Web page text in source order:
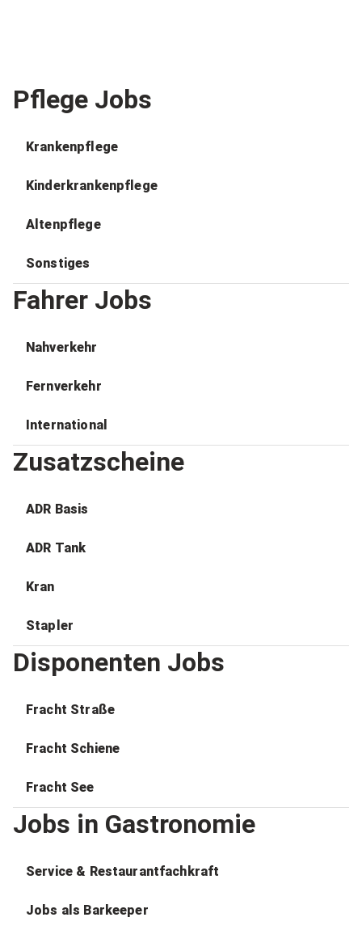
Pflege Jobs
Krankenpflege
Kinderkrankenpflege
Altenpflege
Sonstiges
Fahrer Jobs
Nahverkehr
Fernverkehr
International
Zusatzscheine
ADR Basis
ADR Tank
Kran
Stapler
Disponenten Jobs
Fracht Straße
Fracht Schiene
Fracht See
Jobs in Gastronomie
Service & Restaurantfachkraft
Jobs als Barkeeper